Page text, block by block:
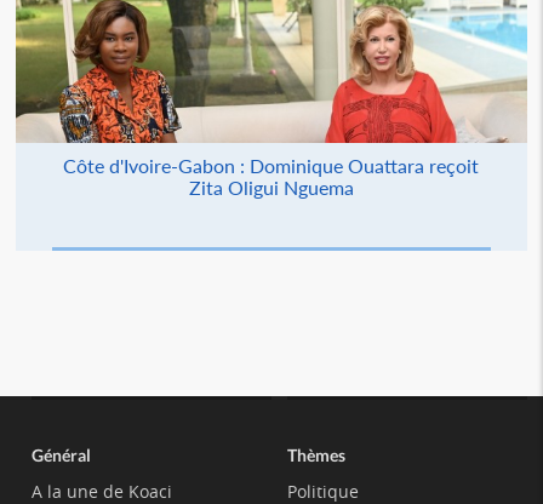
Côte d'Ivoire-Gabon : Dominique Ouattara reçoit
Zita Oligui Nguema
Général
A la une de Koaci
Thèmes
Politique